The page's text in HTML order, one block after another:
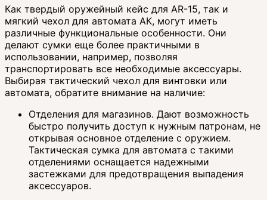
Как твердый оружейный кейс для AR-15, так и
мягкий чехол для автомата АК, могут иметь
различные функциональные особенности. Они
делают сумки еще более практичными в
использовании, например, позволяя
транспортировать все необходимые аксессуары.
Выбирая тактический чехол для винтовки или
автомата, обратите внимание на наличие:
Отделения для магазинов. Дают возможность
быстро получить доступ к нужным патронам, не
открывая основное отделение с оружием.
Тактическая сумка для автомата с такими
отделениями оснащается надежными
застежками для предотвращения выпадения
аксессуаров.